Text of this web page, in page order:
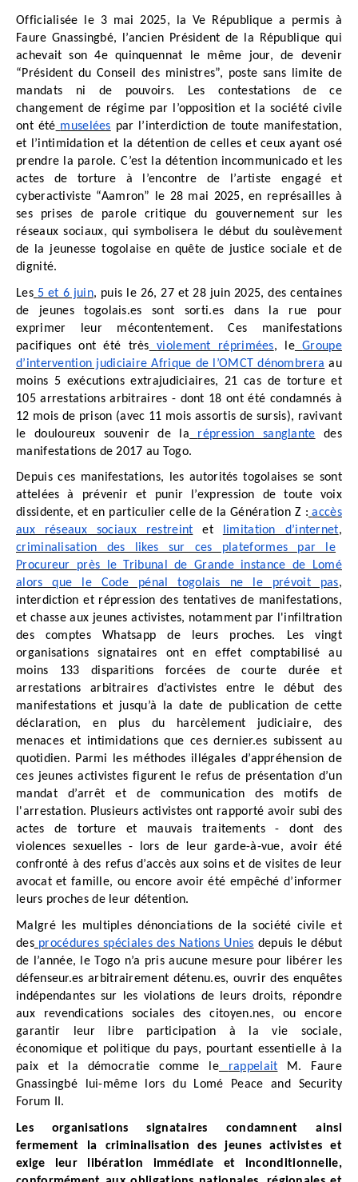
Officialisée le 3 mai 2025, la Ve République a permis à
Faure Gnassingbé, l’ancien Président de la République qui
achevait son 4e quinquennat le même jour, de devenir
“Président du Conseil des ministres”, poste sans limite de
mandats ni de pouvoirs. Les contestations de ce
changement de régime par l’opposition et la société civile
ont été muselées par l’interdiction de toute manifestation,
et l’intimidation et la détention de celles et ceux ayant osé
prendre la parole. C’est la détention incommunicado et les
actes de torture à l’encontre de l’artiste engagé et
cyberactiviste “Aamron” le 28 mai 2025, en représailles à
ses prises de parole critique du gouvernement sur les
réseaux sociaux, qui symbolisera le début du soulèvement
de la jeunesse togolaise en quête de justice sociale et de
dignité.
Les 5 et 6 juin, puis le 26, 27 et 28 juin 2025, des centaines
de jeunes togolais.es sont sorti.es dans la rue pour
exprimer leur mécontentement. Ces manifestations
pacifiques ont été très
violement réprimées, le Groupe
d’intervention judiciaire Afrique de l’OMCT dénombrera au
moins 5 exécutions extrajudiciaires, 21 cas de torture et
105 arrestations arbitraires - dont 18 ont été condamnés à
12 mois de prison (avec 11 mois assortis de sursis), ravivant
le douloureux souvenir de la
répression sanglante des
manifestations de 2017 au Togo.
Depuis ces manifestations, les autorités togolaises se sont
attelées à prévenir et punir l’expression de toute voix
dissidente, et en particulier celle de la Génération Z : accès
aux réseaux sociaux restreint et limitation d’internet,
criminalisation des likes sur ces plateformes par le
Procureur près le Tribunal de Grande instance de Lomé
alors que le Code pénal togolais ne le prévoit pas,
interdiction et répression des tentatives de manifestations,
et chasse aux jeunes activistes, notamment par l'infiltration
des comptes Whatsapp de leurs proches. Les vingt
organisations signataires ont en effet comptabilisé au
moins 133 disparitions forcées de courte durée et
arrestations arbitraires d’activistes entre le début des
manifestations et jusqu’à la date de publication de cette
déclaration, en plus du harcèlement judiciaire, des
menaces et intimidations que ces dernier.es subissent au
quotidien. Parmi les méthodes illégales d’appréhension de
ces jeunes activistes figurent le refus de présentation d’un
mandat d’arrêt et de communication des motifs de
l'arrestation. Plusieurs activistes ont rapporté avoir subi des
actes de torture et mauvais traitements - dont des
violences sexuelles - lors de leur garde-à-vue, avoir été
confronté à des refus d’accès aux soins et de visites de leur
avocat et famille, ou encore avoir été empêché d’informer
leurs proches de leur détention.
Malgré les multiples dénonciations de la société civile et
des procédures spéciales des Nations Unies depuis le début
de l’année, le Togo n’a pris aucune mesure pour libérer les
défenseur.es arbitrairement détenu.es, ouvrir des enquêtes
indépendantes sur les violations de leurs droits, répondre
aux revendications sociales des citoyen.nes, ou encore
garantir leur libre participation à la vie sociale,
économique et politique du pays, pourtant essentielle à la
paix et la démocratie comme le
rappelait M. Faure
Gnassingbé lui-même lors du Lomé Peace and Security
Forum II.
Les organisations signataires condamnent ainsi
fermement la criminalisation des jeunes activistes et
exige leur libération immédiate et inconditionnelle,